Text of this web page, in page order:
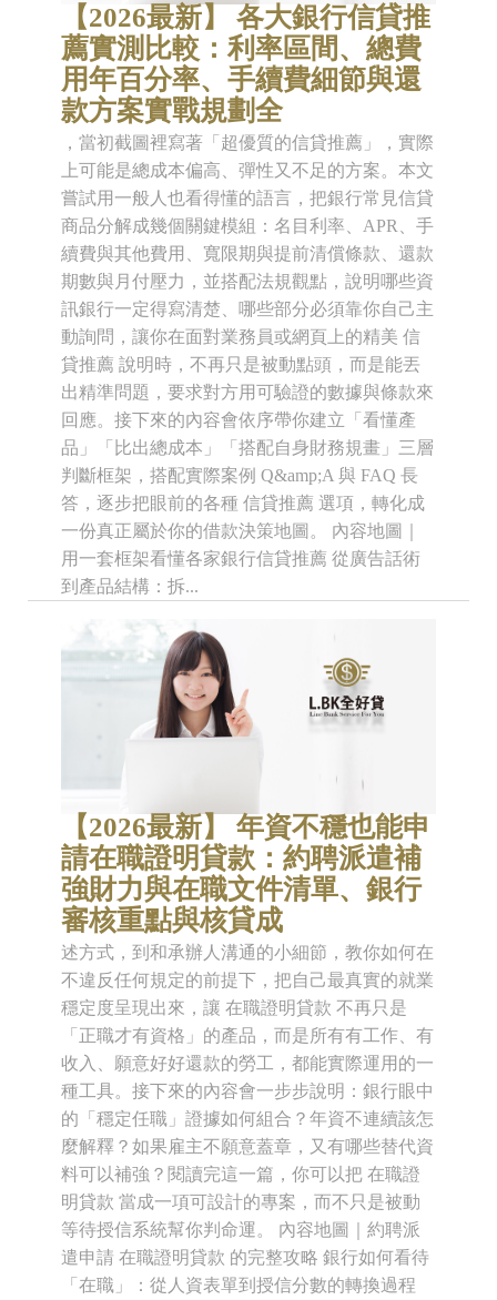
【2026最新】 各大銀行信貸推
薦實測比較：利率區間、總費
用年百分率、手續費細節與還
款方案實戰規劃全
，當初截圖裡寫著「超優質的信貸推薦」，實際
上可能是總成本偏高、彈性又不足的方案。本文
嘗試用一般人也看得懂的語言，把銀行常見信貸
商品分解成幾個關鍵模組：名目利率、APR、手
續費與其他費用、寬限期與提前清償條款、還款
期數與月付壓力，並搭配法規觀點，說明哪些資
訊銀行一定得寫清楚、哪些部分必須靠你自己主
動詢問，讓你在面對業務員或網頁上的精美 信
貸推薦 說明時，不再只是被動點頭，而是能丟
出精準問題，要求對方用可驗證的數據與條款來
回應。接下來的內容會依序帶你建立「看懂產
品」「比出總成本」「搭配自身財務規畫」三層
判斷框架，搭配實際案例 Q&amp;A 與 FAQ 長
答，逐步把眼前的各種 信貸推薦 選項，轉化成
一份真正屬於你的借款決策地圖。 內容地圖｜
用一套框架看懂各家銀行信貸推薦 從廣告話術
到產品結構：拆...
【2026最新】 年資不穩也能申
請在職證明貸款：約聘派遣補
強財力與在職文件清單、銀行
審核重點與核貸成
述方式，到和承辦人溝通的小細節，教你如何在
不違反任何規定的前提下，把自己最真實的就業
穩定度呈現出來，讓 在職證明貸款 不再只是
「正職才有資格」的產品，而是所有有工作、有
收入、願意好好還款的勞工，都能實際運用的一
種工具。接下來的內容會一步步說明：銀行眼中
的「穩定任職」證據如何組合？年資不連續該怎
麼解釋？如果雇主不願意蓋章，又有哪些替代資
料可以補強？閱讀完這一篇，你可以把 在職證
明貸款 當成一項可設計的專案，而不只是被動
等待授信系統幫你判命運。 內容地圖｜約聘派
遣申請 在職證明貸款 的完整攻略 銀行如何看待
「在職」：從人資表單到授信分數的轉換過程